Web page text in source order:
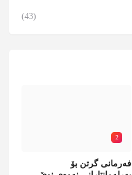
(43)
2
فەرمانی گرتن بۆ